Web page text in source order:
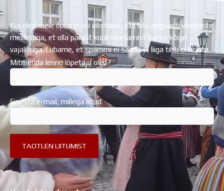
Kui oled meie õpilane või vilistlane, siis liitu aegsasti vilistlaste
meililistiga, et olla pärast kooli lõpetamist kursis kõige
vajalikuga. Lubame, et spämmi ei saada ja liiga tihti ei kirjuta.
Mitmenda lennu lõpetaja oled?
Sisesta e-mail, millega liitud